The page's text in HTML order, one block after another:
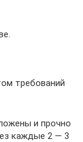
требований
и прочно
каждые 2 — 3